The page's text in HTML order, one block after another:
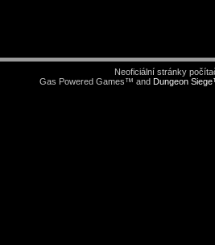
Neoficiální stránky
Gas Powered Games™ and Dungeon